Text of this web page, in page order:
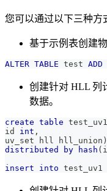
您可以通过以下三种方
基于示例表创建
ALTER TABLE test ADD
创建针对 HLL 列
数据。
create table test_uv1
id int ,
uv_set hll hll_union )
distributed
by hash (
insert
into test_uv1